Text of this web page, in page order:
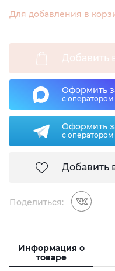
Для добавления в
Добавить
Оформить
с оператором
Оформить
с оператором
Добавить
Поделиться:
Информация о
товаре